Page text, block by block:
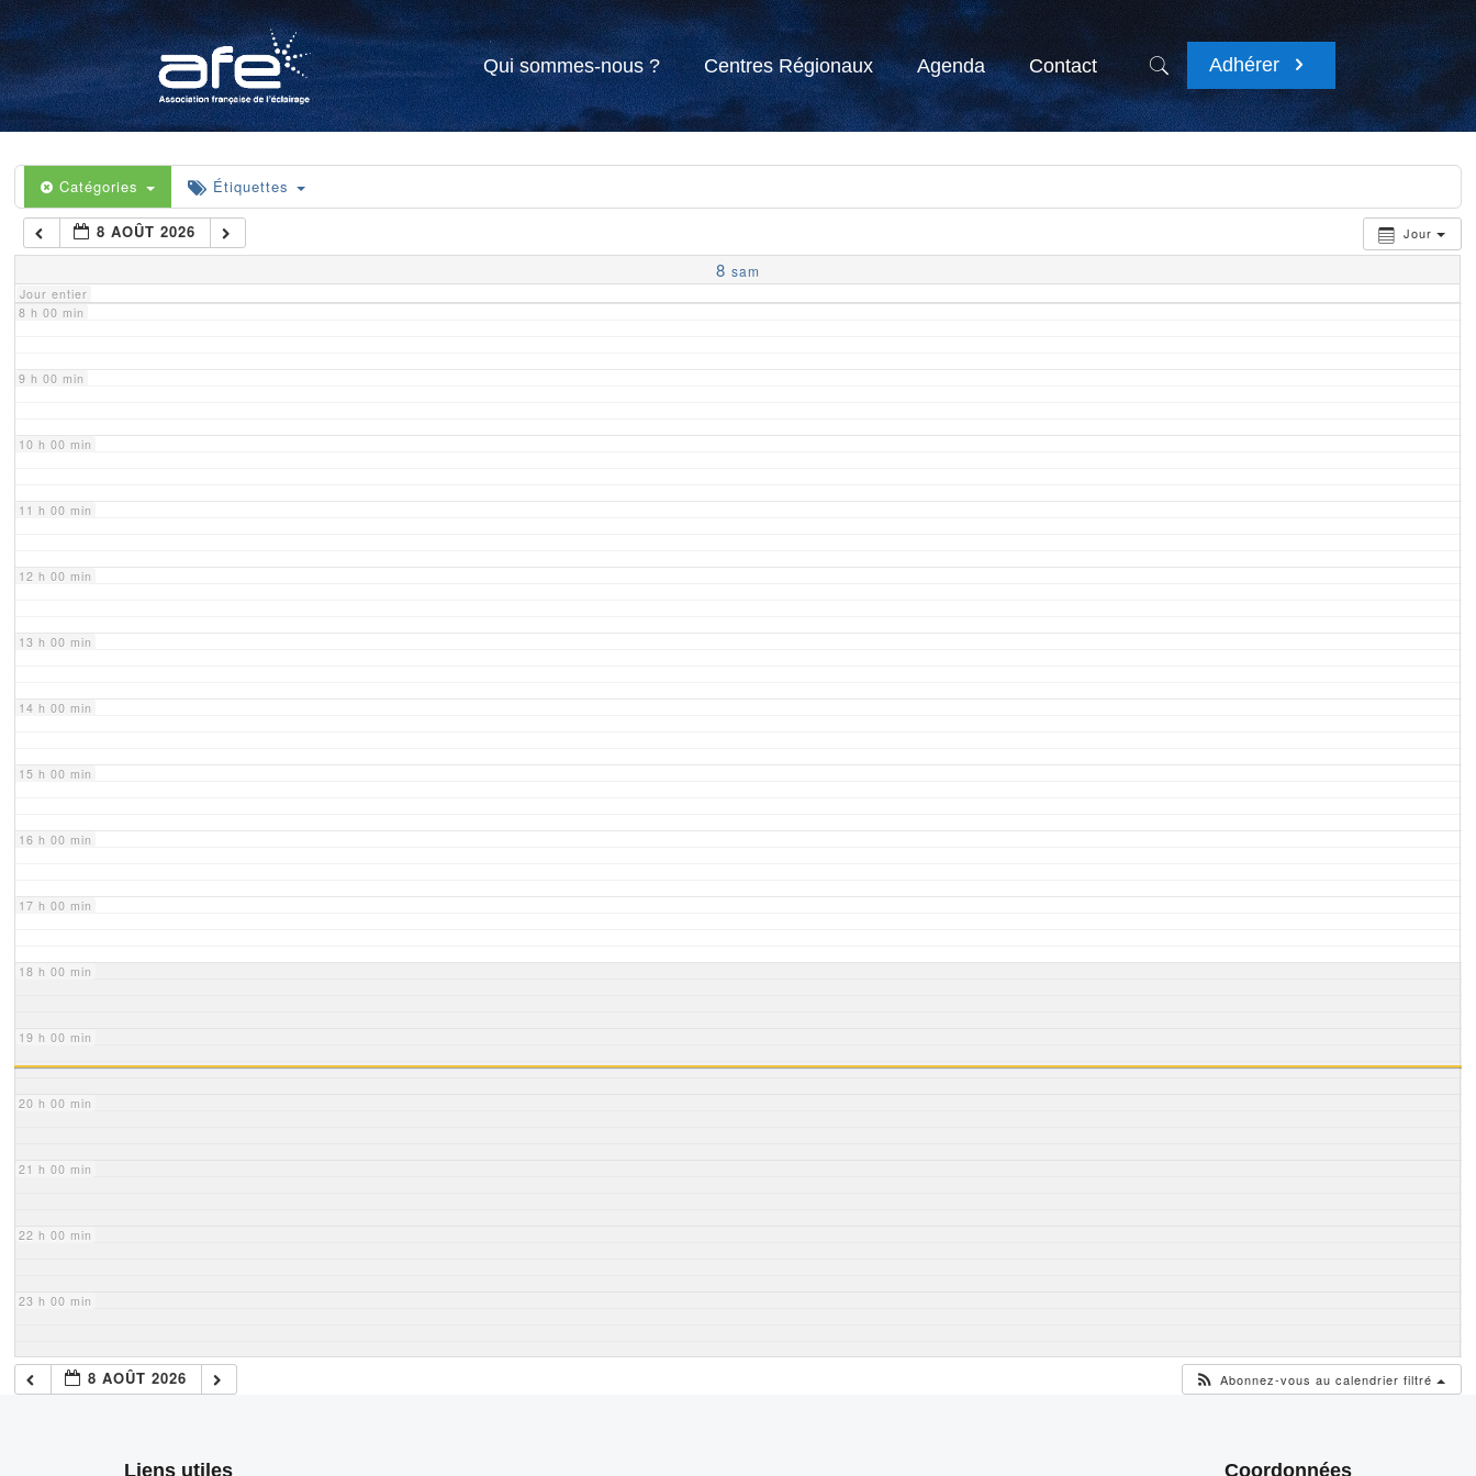
Qui sommes-nous ? Centres Régionaux Agenda Contact Adhérer
Catégories Étiquettes
Jour
8 AOÛT 2026
8 sam
Jour entier
4 h 00 min
5 h 00 min
6 h 00 min
7 h 00 min
8 h 00 min
9 h 00 min
10 h 00 min
11 h 00 min
12 h 00 min
13 h 00 min
14 h 00 min
15 h 00 min
16 h 00 min
17 h 00 min
18 h 00 min
19 h 00 min
20 h 00 min
21 h 00 min
22 h 00 min
23 h 00 min
8 AOÛT 2026 Abonnez-vous au calendrier filtré
Liens utiles Coordonnées